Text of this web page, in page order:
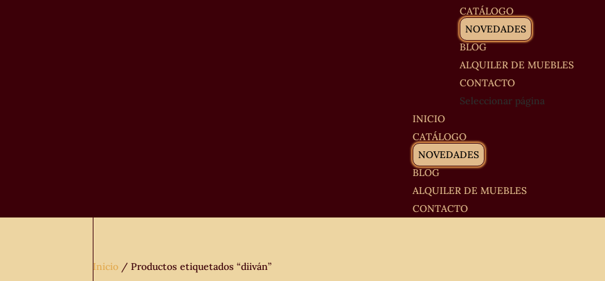
CATÁLOGO
NOVEDADES
BLOG
ALQUILER DE MUEBLES
CONTACTO
Seleccionar página
INICIO
CATÁLOGO
NOVEDADES
BLOG
ALQUILER DE MUEBLES
CONTACTO
Inicio / Productos etiquetados “diiván”